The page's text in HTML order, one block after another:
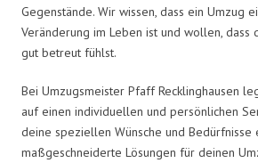
Gegenstände. Wir wissen, dass ein Umzug
Veränderung im Leben ist und wollen, dass
gut betreut fühlst.
Bei Umzugsmeister Pfaff Recklinghausen
auf einen individuellen und persönlichen
deine speziellen Wünsche und Bedürfnisse
maßgeschneiderte Lösungen für deinen